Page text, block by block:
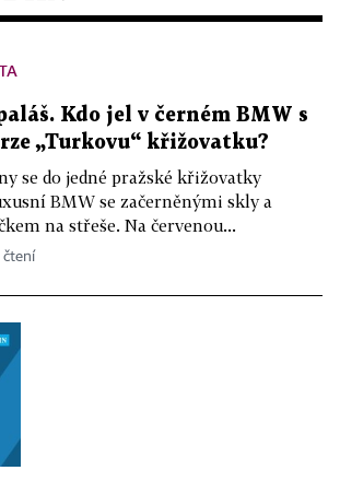
Kdo jel v černém BMW s
„Turkovu“ křižovatku?
se do jedné pražské křižovatky
BMW se začerněnými skly a
na střeše. Na červenou...
čtení